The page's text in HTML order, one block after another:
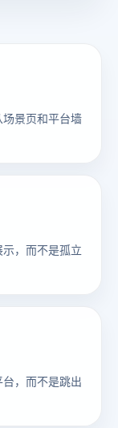
景页和平台墙
，而不是孤立
，而不是跳出